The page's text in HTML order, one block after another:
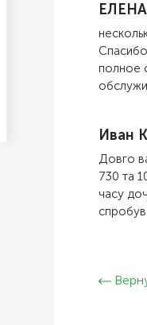
ЕЛЕНА
полное
Иван
Довго
730 та
часу